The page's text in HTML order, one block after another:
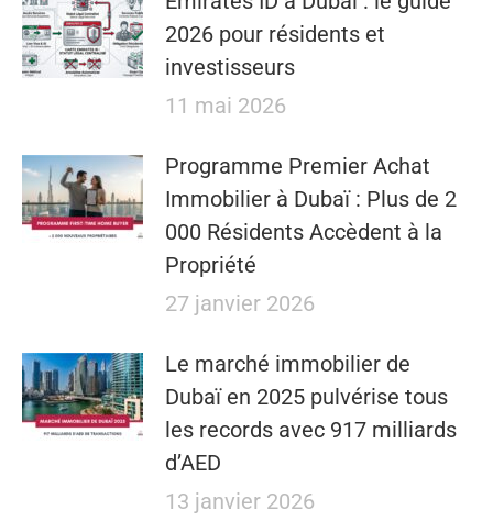
2026 pour résidents et
investisseurs
11 mai 2026
​​Programme Premier Achat
Immobilier à Dubaï : Plus de 2
000 Résidents Accèdent à la
Propriété
27 janvier 2026
Le marché immobilier de
Dubaï en 2025 pulvérise tous
les records avec 917 milliards
d’AED
13 janvier 2026